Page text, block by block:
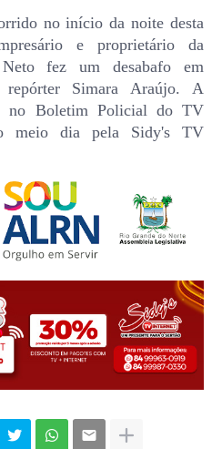
no início da noite desta
e proprietário da
fez um desabafo em
repórter Simara Araújo. A
no Boletim Policial do TV
meio dia pela Sidy's TV